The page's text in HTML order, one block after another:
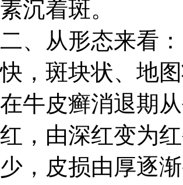
素沉着斑。
二、从形态来看
快，斑块状、地
在牛皮癣消退期
红，由深红变为
少，皮损由厚逐